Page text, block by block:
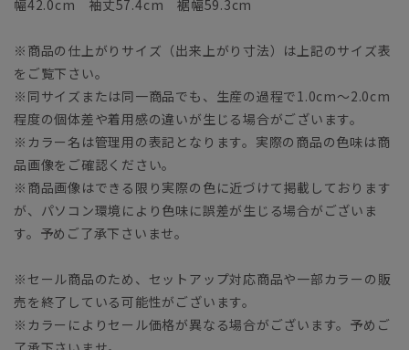
幅42.0cm 袖丈57.4cm 裾幅59.3cm
※商品の仕上がりサイズ（出来上がり寸法）は上記のサイズ表
をご覧下さい。
※同サイズまたは同一商品でも、生産の過程で1.0cm～2.0cm
程度の個体差や着用感の違いが生じる場合がございます。
※カラー名は管理用の表記となります。実際の商品の色味は商
品画像をご確認ください。
※商品画像はできる限り実際の色に近づけて掲載しております
が、パソコン環境により色味に誤差が生じる場合がございま
す。予めご了承下さいませ。
※セール商品のため、セットアップ対応商品や一部カラーの販
売を終了している可能性がございます。
※カラーによりセール価格が異なる場合がございます。予めご